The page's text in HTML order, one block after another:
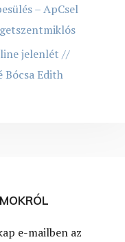
– ApCsel
jelenlét //
Bócsa Edith
e-mailben az